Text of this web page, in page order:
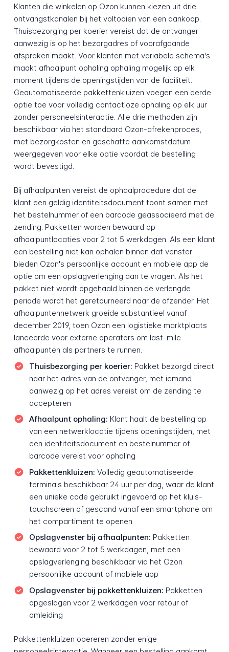
Klanten die winkelen op Ozon kunnen kiezen uit drie
ontvangstkanalen bij het voltooien van een aankoop.
Thuisbezorging per koerier vereist dat de ontvanger
aanwezig is op het bezorgadres of voorafgaande
afspraken maakt. Voor klanten met variabele schema's
maakt afhaalpunt ophaling ophaling mogelijk op elk
moment tijdens de openingstijden van de faciliteit.
Geautomatiseerde pakkettenkluizen voegen een derde
optie toe voor volledig contactloze ophaling op elk uur
zonder personeelsinteractie. Alle drie methoden zijn
beschikbaar via het standaard Ozon-afrekenproces,
met bezorgkosten en geschatte aankomstdatum
weergegeven voor elke optie voordat de bestelling
wordt bevestigd.
Bij afhaalpunten vereist de ophaalprocedure dat de
klant een geldig identiteitsdocument toont samen met
het bestelnummer of een barcode geassocieerd met de
zending. Pakketten worden bewaard op
afhaalpuntlocaties voor 2 tot 5 werkdagen. Als een klant
een bestelling niet kan ophalen binnen dat venster
bieden Ozon's persoonlijke account en mobiele app de
optie om een opslagverlenging aan te vragen. Als het
pakket niet wordt opgehaald binnen de verlengde
periode wordt het geretourneerd naar de afzender. Het
afhaalpuntennetwerk groeide substantieel vanaf
december 2019, toen Ozon een logistieke marktplaats
lanceerde voor externe operators om last-mile
afhaalpunten als partners te runnen.
Thuisbezorging per koerier: Pakket bezorgd direct
naar het adres van de ontvanger, met iemand
aanwezig op het adres vereist om de zending te
accepteren
Afhaalpunt ophaling: Klant haalt de bestelling op
van een netwerklocatie tijdens openingstijden, met
een identiteitsdocument en bestelnummer of
barcode vereist voor ophaling
Pakkettenkluizen: Volledig geautomatiseerde
terminals beschikbaar 24 uur per dag, waar de klant
een unieke code gebruikt ingevoerd op het kluis-
touchscreen of gescand vanaf een smartphone om
het compartiment te openen
Opslagvenster bij afhaalpunten: Pakketten
bewaard voor 2 tot 5 werkdagen, met een
opslagverlenging beschikbaar via het Ozon
persoonlijke account of mobiele app
Opslagvenster bij pakkettenkluizen: Pakketten
opgeslagen voor 2 werkdagen voor retour of
omleiding
Pakkettenkluizen opereren zonder enige